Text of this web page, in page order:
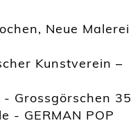
Neue Malerei
Kunstverein –
Grossgörschen 35
- GERMAN POP